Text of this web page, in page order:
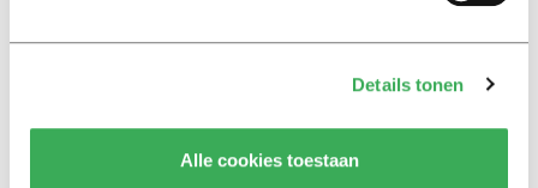
Details tonen
Alle cookies toestaan
zodat studenten zich breder